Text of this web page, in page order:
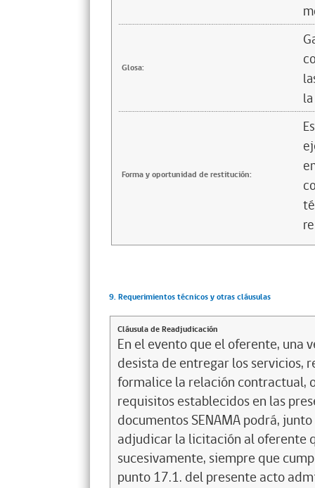
Glosa:
Forma y oportunidad de restitución:
9. Requerimientos técnicos y otras cláusulas
Cláusula de Readjudicación
En el evento que el oferente, una
desista de entregar los servicios,
formalice la relación contractual,
requisitos establecidos en las
documentos SENAMA podrá,
adjudicar la licitación al oferente
sucesivamente, siempre que
punto 17.1. del presente acto